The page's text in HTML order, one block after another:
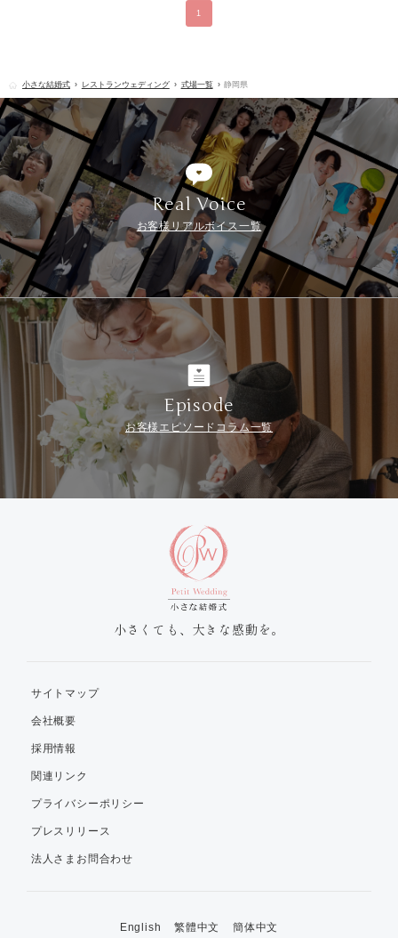
1
小さな結婚式 レストランウェディング 式場一覧 静岡県
Real Voice
お客様リアルボイス一覧
Episode
お客様エピソードコラム一覧
小さくても、大きな感動を。
サイトマップ
会社概要
採用情報
関連リンク
プライバシーポリシー
プレスリリース
法人さまお問合わせ
English 繁體中文 簡体中文